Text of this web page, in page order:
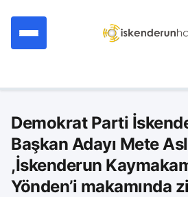
Demokrat Parti
Başkan Adayı Mete
,İskenderun
Yönden’i makamında